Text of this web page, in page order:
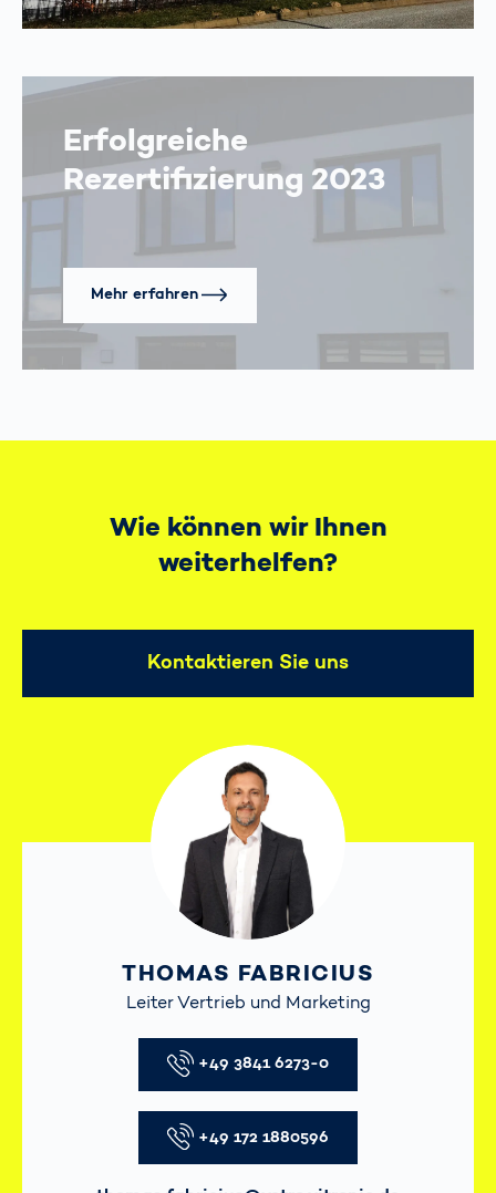
Erfolgreiche
Rezertifizierung 2023
Mehr erfahren
Wie können wir Ihnen
weiterhelfen?
THOMAS FABRICIUS
Leiter Vertrieb und Marketing
+49 3841 6273-0
+49 172 1880596
Kontaktieren Sie uns